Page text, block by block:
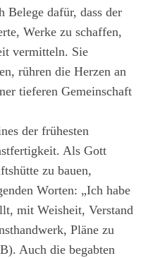
Belege dafür, dass der
Werke zu schaffen,
vermitteln. Sie
rühren die Herzen an
tieferen Gemeinschaft
der frühesten
Als Gott
zu bauen,
Worten: „Ich habe
mit Weisheit, Verstand
Pläne zu
Auch die begabten